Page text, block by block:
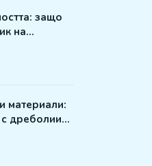
защо
на…
материали:
дреболии…